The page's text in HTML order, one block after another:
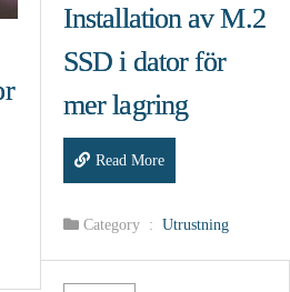
Installation av M.2
SSD i dator för
mer lagring
Read More
Category : Utrustning